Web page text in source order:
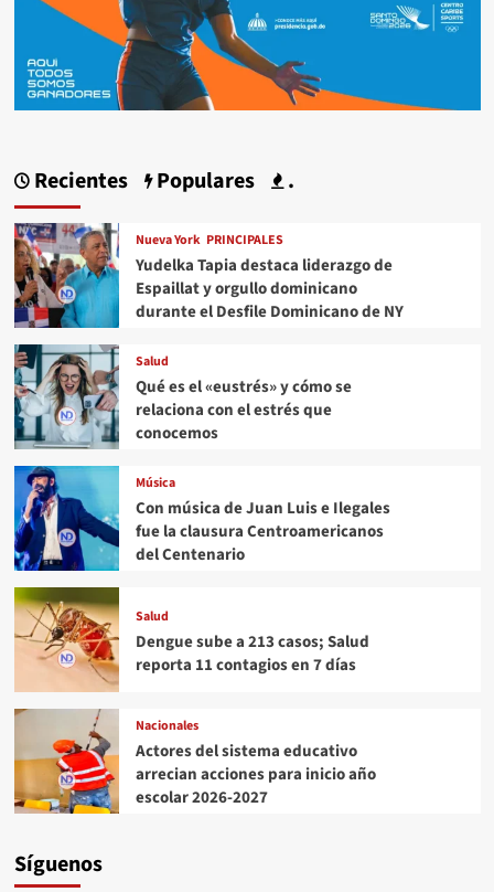
Recientes Populares .
Nueva York PRINCIPALES
Yudelka Tapia destaca liderazgo de
Espaillat y orgullo dominicano
durante el Desfile Dominicano de NY
Salud
Qué es el «eustrés» y cómo se
relaciona con el estrés que
conocemos
Música
Con música de Juan Luis e Ilegales
fue la clausura Centroamericanos
del Centenario
Salud
Dengue sube a 213 casos; Salud
reporta 11 contagios en 7 días
Nacionales
Actores del sistema educativo
arrecian acciones para inicio año
escolar 2026-2027
Síguenos